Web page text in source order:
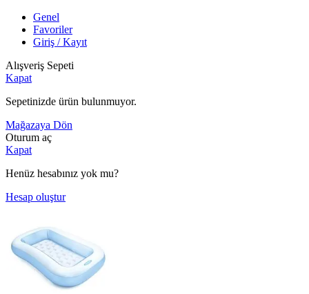
Genel
Favoriler
Giriş / Kayıt
Alışveriş Sepeti
Kapat
Sepetinizde ürün bulunmuyor.
Mağazaya Dön
Oturum aç
Kapat
Henüz hesabınız yok mu?
Hesap oluştur